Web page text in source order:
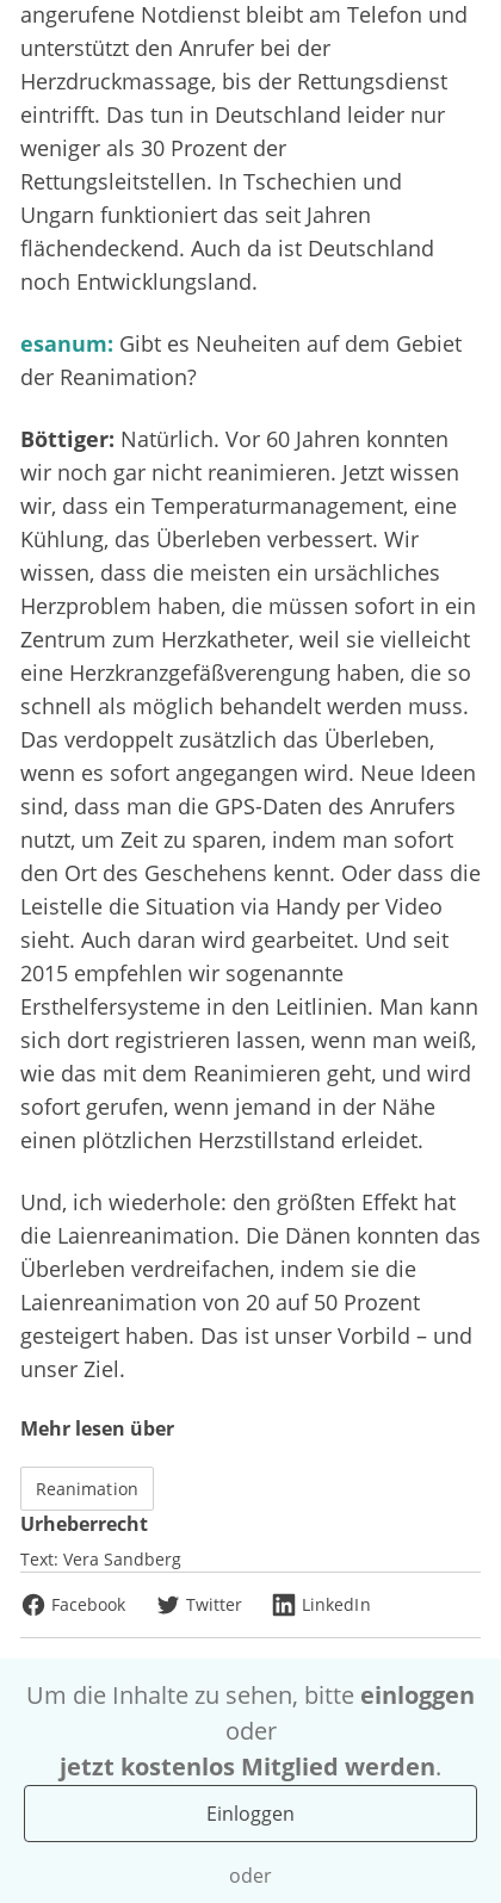
angerufene Notdienst bleibt am Telefon und
unterstützt den Anrufer bei der
Herzdruckmassage, bis der Rettungsdienst
eintrifft. Das tun in Deutschland leider nur
weniger als 30 Prozent der
Rettungsleitstellen. In Tschechien und
Ungarn funktioniert das seit Jahren
flächendeckend. Auch da ist Deutschland
noch Entwicklungsland.
esanum: Gibt es Neuheiten auf dem Gebiet
der Reanimation?
Böttiger: Natürlich. Vor 60 Jahren konnten
wir noch gar nicht reanimieren. Jetzt wissen
wir, dass ein Temperaturmanagement, eine
Kühlung, das Überleben verbessert. Wir
wissen, dass die meisten ein ursächliches
Herzproblem haben, die müssen sofort in ein
Zentrum zum Herzkatheter, weil sie vielleicht
eine Herzkranzgefäßverengung haben, die so
schnell als möglich behandelt werden muss.
Das verdoppelt zusätzlich das Überleben,
wenn es sofort angegangen wird. Neue Ideen
sind, dass man die GPS-Daten des Anrufers
nutzt, um Zeit zu sparen, indem man sofort
den Ort des Geschehens kennt. Oder dass die
Leistelle die Situation via Handy per Video
sieht. Auch daran wird gearbeitet. Und seit
2015 empfehlen wir sogenannte
Ersthelfersysteme in den Leitlinien. Man kann
sich dort registrieren lassen, wenn man weiß,
wie das mit dem Reanimieren geht, und wird
sofort gerufen, wenn jemand in der Nähe
einen plötzlichen Herzstillstand erleidet.
Und, ich wiederhole: den größten Effekt hat
die Laienreanimation. Die Dänen konnten das
Überleben verdreifachen, indem sie die
Laienreanimation von 20 auf 50 Prozent
gesteigert haben. Das ist unser Vorbild – und
unser Ziel.
Mehr lesen über
Reanimation
Urheberrecht
Text: Vera Sandberg
Facebook
Twitter LinkedIn
Um die Inhalte zu sehen, bitte einloggen
oder
jetzt kostenlos Mitglied werden.
Einloggen
oder